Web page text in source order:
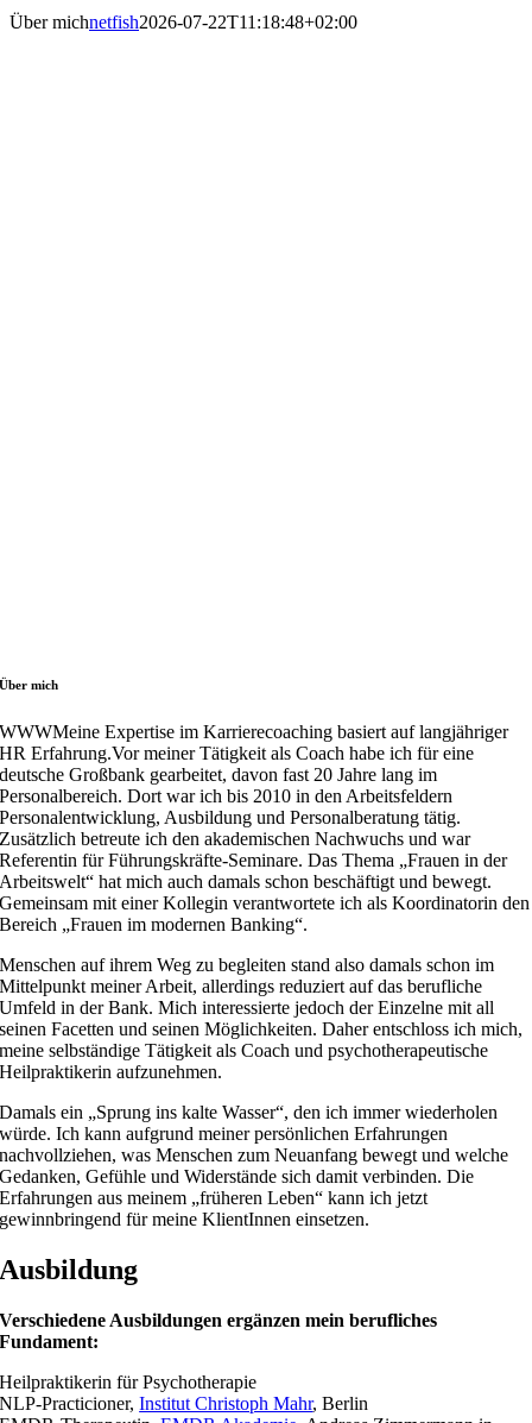
Über michnetfish2026-07-22T11:18:48+02:00
Über mich
WWWMeine Expertise im Karrierecoaching basiert auf langjähriger
HR Erfahrung.Vor meiner Tätigkeit als Coach habe ich für eine
deutsche Großbank gearbeitet, davon fast 20 Jahre lang im
Personalbereich. Dort war ich bis 2010 in den Arbeitsfeldern
Personalentwicklung, Ausbildung und Personalberatung tätig.
Zusätzlich betreute ich den akademischen Nachwuchs und war
Referentin für Führungskräfte-Seminare. Das Thema „Frauen in der
Arbeitswelt“ hat mich auch damals schon beschäftigt und bewegt.
Gemeinsam mit einer Kollegin verantwortete ich als Koordinatorin den
Bereich „Frauen im modernen Banking“.
Menschen auf ihrem Weg zu begleiten stand also damals schon im
Mittelpunkt meiner Arbeit, allerdings reduziert auf das berufliche
Umfeld in der Bank. Mich interessierte jedoch der Einzelne mit all
seinen Facetten und seinen Möglichkeiten. Daher entschloss ich mich,
meine selbständige Tätigkeit als Coach und psychotherapeutische
Heilpraktikerin aufzunehmen.
Damals ein „Sprung ins kalte Wasser“, den ich immer wiederholen
würde. Ich kann aufgrund meiner persönlichen Erfahrungen
nachvollziehen, was Menschen zum Neuanfang bewegt und welche
Gedanken, Gefühle und Widerstände sich damit verbinden. Die
Erfahrungen aus meinem „früheren Leben“ kann ich jetzt
gewinnbringend für meine KlientInnen einsetzen.
Ausbildung
Verschiedene Ausbildungen ergänzen mein berufliches
Fundament:
Heilpraktikerin für Psychotherapie
NLP-Practicioner,Institut Christoph Mahr, Berlin